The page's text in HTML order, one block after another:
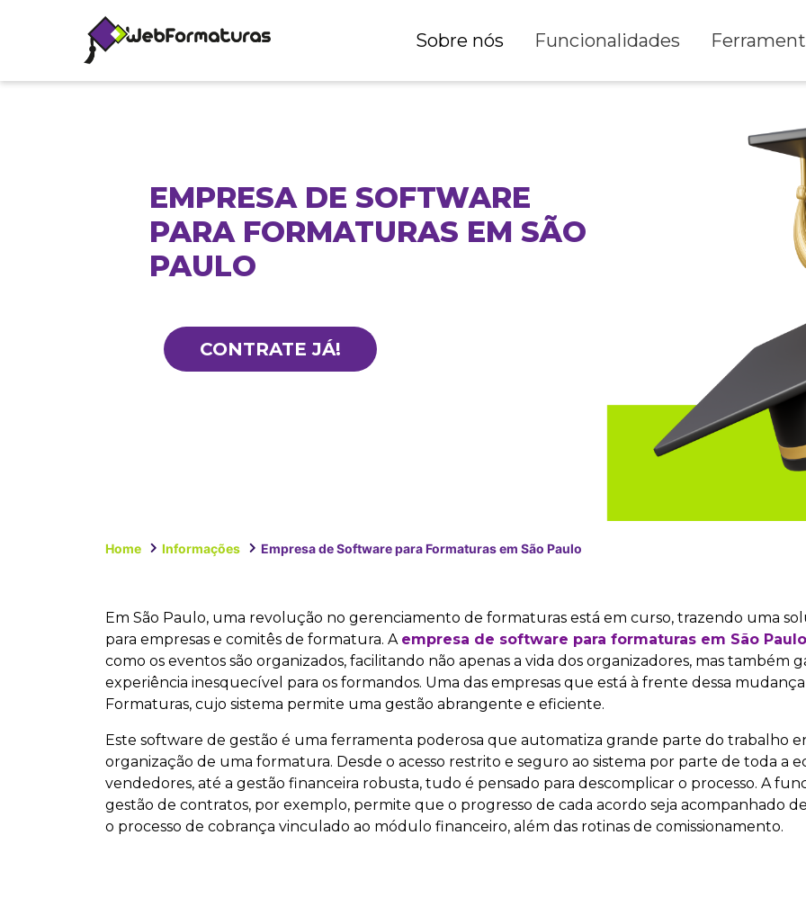
Sobre nós Funcionalidades
EMPRESA DE SOFTWARE
PARA FORMATURAS EM SÃO
PAULO
CONTRATE JÁ!
Home Informações Empresa de Software para Formaturas em São Paulo
Em São Paulo, uma revolução no gerenciamento de formaturas está em curso, trazendo uma
para empresas e comitês de formatura. A empresa de software para formaturas em São Paulo
como os eventos são organizados, facilitando não apenas a vida dos organizadores, mas também
experiência inesquecível para os formandos. Uma das empresas que está à frente dessa
Formaturas, cujo sistema permite uma gestão abrangente e eficiente.
Este software de gestão é uma ferramenta poderosa que automatiza grande parte do trabalho
organização de uma formatura. Desde o acesso restrito e seguro ao sistema por parte de toda a
vendedores, até a gestão financeira robusta, tudo é pensado para descomplicar o processo. A
gestão de contratos, por exemplo, permite que o progresso de cada acordo seja acompanhado
o processo de cobrança vinculado ao módulo financeiro, além das rotinas de comissionamento.